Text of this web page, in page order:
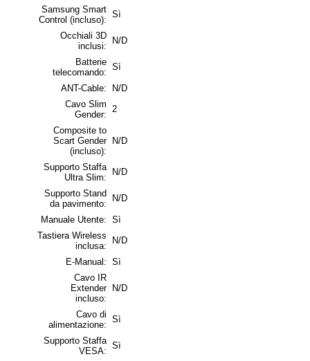
Samsung Smart
Control (incluso):
Sì
Occhiali 3D
inclusi:
N/D
Batterie
telecomando:
Sì
ANT-Cable:
N/D
Cavo Slim
Gender:
2
Composite to
Scart Gender
(incluso):
N/D
Supporto Staffa
Ultra Slim:
N/D
Supporto Stand
da pavimento:
N/D
Manuale Utente: Sì
Tastiera Wireless
inclusa:
N/D
E-Manual: Sì
Cavo IR
Extender
incluso:
N/D
Cavo di
alimentazione:
Sì
Supporto Staffa
VESA:
Sì